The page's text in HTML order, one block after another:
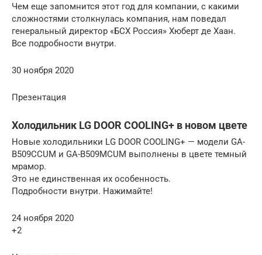
Чем еще запомнится этот год для компании, с какими
сложностями столкнулась компания, нам поведал
генеральный директор «БСХ Россия» Хюберт де Хаан.
Все подробности внутри.
30 ноября 2020
Презентация
Холодильник LG DOOR COOLING+ в новом цвете
Новые холодильники LG DOOR COOLING+ — модели GA-
B509CCUM и GA-B509MCUM выполнены в цвете темный
мрамор.
Это не единственная их особенность.
Подробности внутри. Нажимайте!
24 ноября 2020
+2